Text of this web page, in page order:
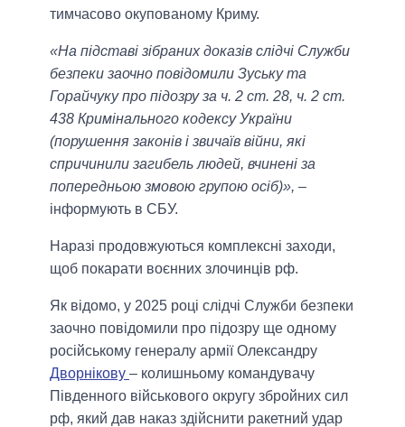
тимчасово окупованому Криму.
«На підставі зібраних доказів слідчі Служби
безпеки заочно повідомили Зуську та
Горайчуку про підозру за ч. 2 ст. 28, ч. 2 ст.
438 Кримінального кодексу України
(порушення законів і звичаїв війни, які
спричинили загибель людей, вчинені за
попередньою змовою групою осіб)», –
інформують в СБУ.
Наразі продовжуються комплексні заходи,
щоб покарати воєнних злочинців рф.
Як відомо, у 2025 році слідчі Служби безпеки
заочно повідомили про підозру ще одному
російському генералу армії Олександру
Дворнікову – колишньому командувачу
Південного військового округу збройних сил
рф, який дав наказ здійснити ракетний удар